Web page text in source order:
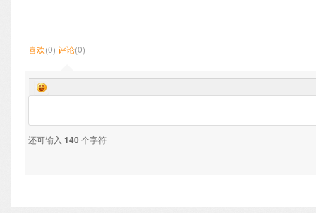
喜欢(0) 评论(0)
还可输入 140个字符